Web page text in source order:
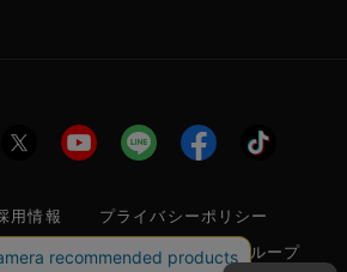
用情報
プライバシーポリシー
法律に基づく表示
フジヤグループ